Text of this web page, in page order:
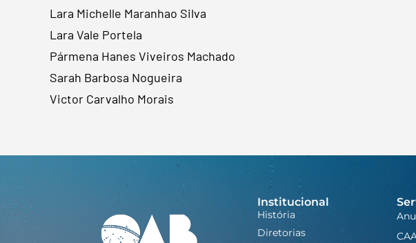
Lara Michelle Maranhao Silva
Lara Vale Portela
Pármena Hanes Viveiros Machado
Sarah Barbosa Nogueira
Victor Carvalho Morais
Institucional
História
Diretorias